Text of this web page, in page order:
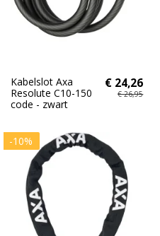
Kabelslot Axa
Resolute C10-150
code - zwart
€ 24,26
€ 26,95
-10%